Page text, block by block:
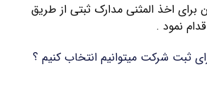
اخذ المثنی مدارک ثبتی از طریق
نمود .
ثبت شرکت میتوانیم انتخاب کنیم ؟